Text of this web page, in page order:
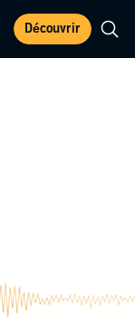
Découvrir